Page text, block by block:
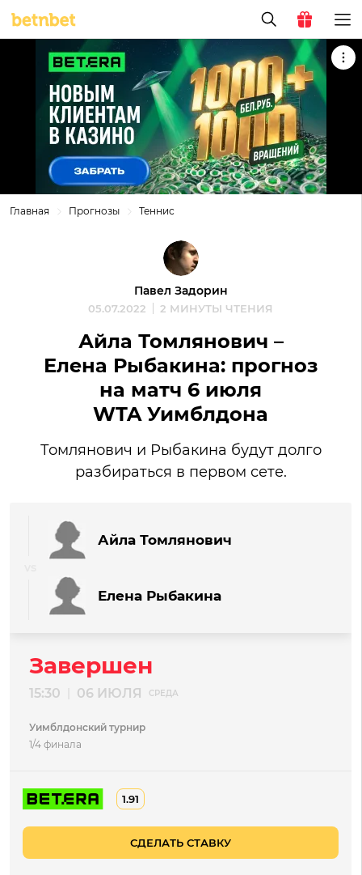
Главная Прогнозы Теннис
Павел Задорин
05.07.2022 2 МИНУТЫ ЧТЕНИЯ
Айла Томлянович –
Елена Рыбакина: прогноз
на матч 6 июля
WTA Уимблдона
Томлянович и Рыбакина будут долго
разбираться в первом сете.
Айла Томлянович
Елена Рыбакина
Завершен
15:30 06 ИЮЛЯ СРЕДА
Уимблдонский турнир
1/4 финала
1.91
СДЕЛАТЬ СТАВКУ